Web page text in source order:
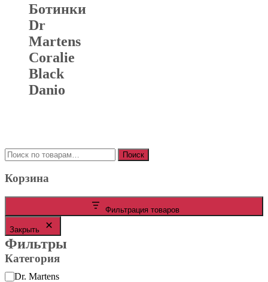
Ботинки
Dr
Martens
Coralie
Black
Danio
Искать: Поиск
Корзина
Фильтрация товаров
Закрыть
Фильтры
Категория
Категория
Dr. Martens